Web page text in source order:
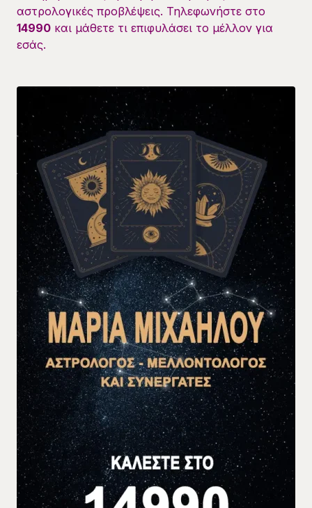
αστρολογικές προβλέψεις. Τηλεφωνήστε στο
14990 και μάθετε τι επιφυλάσει το μέλλον για
εσάς.